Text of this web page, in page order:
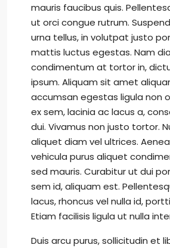
mauris faucibus quis.
ut orci congue rutrum.
urna tellus, in volutpat justo
mattis luctus egestas. Nam
condimentum at tortor in,
ipsum. Aliquam sit amet
accumsan egestas ligula non
ex sem, lacinia ac lacus a,
dui. Vivamus non justo tortor.
aliquet diam vel ultrices.
vehicula purus aliquet
sed mauris. Curabitur ut dui
sem id, aliquam est.
lacus, rhoncus vel nulla id,
Etiam facilisis ligula ut nulla
Duis arcu purus, sollicitudin et